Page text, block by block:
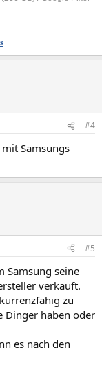
#4
Samsungs
#5
Samsung seine
verkauft.
zu
Dinger haben oder
es nach den